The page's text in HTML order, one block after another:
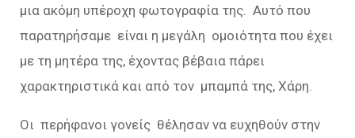
μια ακόμη υπέροχη φωτογραφία της. Αυτό που
παρατηρήσαμε είναι η μεγάλη ομοιότητα που έχει
με τη μητέρα της, έχοντας βέβαια πάρει
χαρακτηριστικά και από τον μπαμπά της, Χάρη.
Οι περήφανοι γονείς θέλησαν να ευχηθούν στην